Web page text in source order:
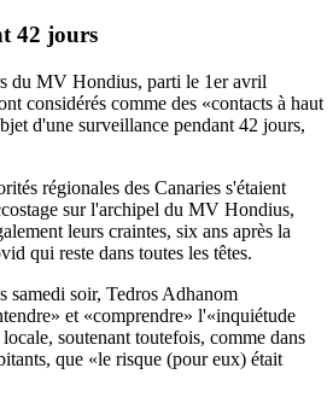
42 jours
du MV Hondius, parti le 1er avril
considérés comme des «contacts à haut
d'une surveillance pendant 42 jours,
régionales des Canaries s'étaient
sur l'archipel du MV Hondius,
leurs craintes, six ans après la
qui reste dans toutes les têtes.
samedi soir, Tedros Adhanom
et «comprendre» l'«inquiétude
soutenant toutefois, comme dans
que «le risque (pour eux) était